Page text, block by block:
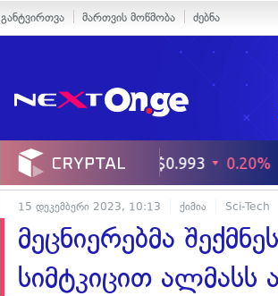
განტვირთვა მართვის მოწმობა ძებნა
15 დეკემბერი 2023, 10:13 ქიმია Sci-Tech
მეცნიერებმა
სიმტკიცით ალმასს